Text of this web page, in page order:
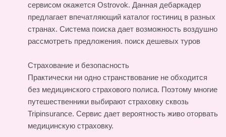
сервисом окажется Ostrovok. Данная дебаркадер
предлагает впечатляющий каталог гостиниц в разных
странах. Система поиска дает возможность воздушно
рассмотреть предложения. поиск дешевых туров
Страхование и безопасность
Практически ни одно странствование не обходится
без медицинского страхового полиса. Поэтому многие
путешественники выбирают страховку сквозь
Tripinsurance. Сервис дает вероятность живо оторвать
медицинскую страховку.